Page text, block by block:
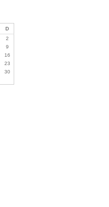
D
2
9
16
23
30